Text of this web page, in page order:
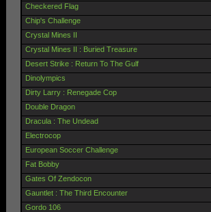
Checkered Flag
Chip's Challenge
Crystal Mines II
Crystal Mines II : Buried Treasure
Desert Strike : Return To The Gulf
Dinolympics
Dirty Larry : Renegade Cop
Double Dragon
Dracula : The Undead
Electrocop
European Soccer Challenge
Fat Bobby
Gates Of Zendocon
Gauntlet : The Third Encounter
Gordo 106